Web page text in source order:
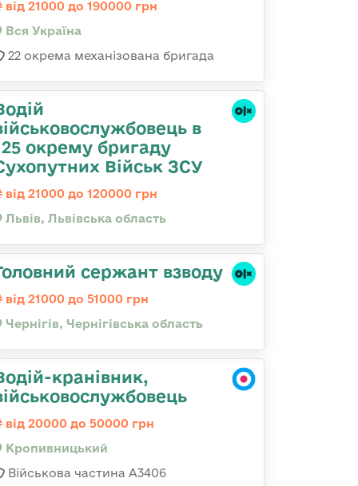
від 21000 до 190000 грн
Вся Україна
22 окрема механізована бригада
в
окрему бригаду
Військ ЗСУ
від 21000 до 120000 грн
Львів, Львівська область
сержант взводу
від 21000 до 51000 грн
Чернігів, Чернігівська область
кранівник,
від 20000 до 50000 грн
Кропивницький
Військова частина А3406